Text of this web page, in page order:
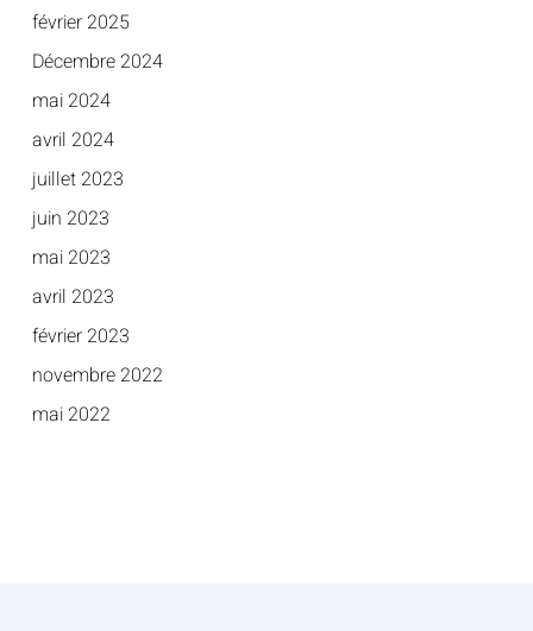
février 2025
Décembre 2024
mai 2024
avril 2024
juillet 2023
juin 2023
mai 2023
avril 2023
février 2023
novembre 2022
mai 2022